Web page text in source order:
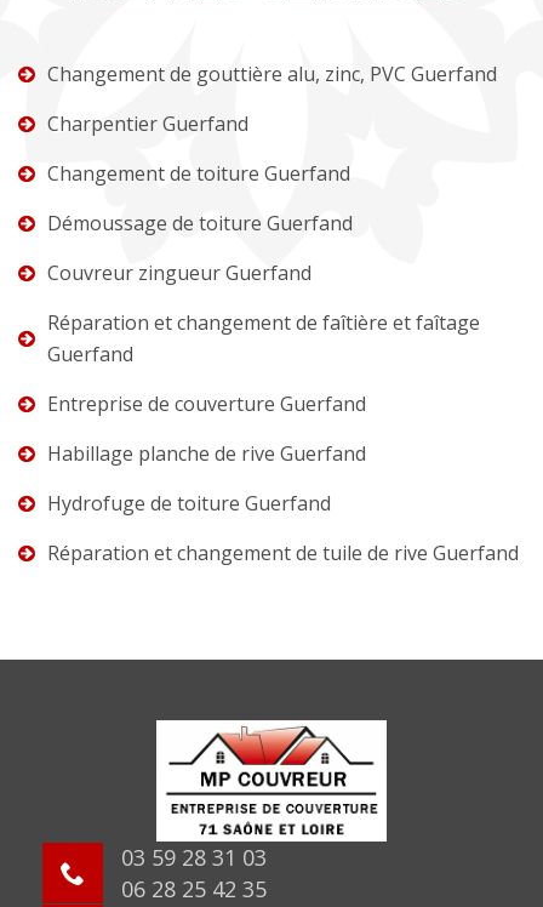
Changement de gouttière alu, zinc, PVC Guerfand
Charpentier Guerfand
Changement de toiture Guerfand
Démoussage de toiture Guerfand
Couvreur zingueur Guerfand
Réparation et changement de faîtière et faîtage
Guerfand
Entreprise de couverture Guerfand
Habillage planche de rive Guerfand
Hydrofuge de toiture Guerfand
Réparation et changement de tuile de rive Guerfand
03 59 28 31 03
06 28 25 42 35